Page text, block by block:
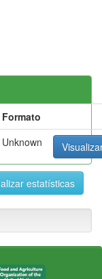
Formato
Unknown
estatísticas